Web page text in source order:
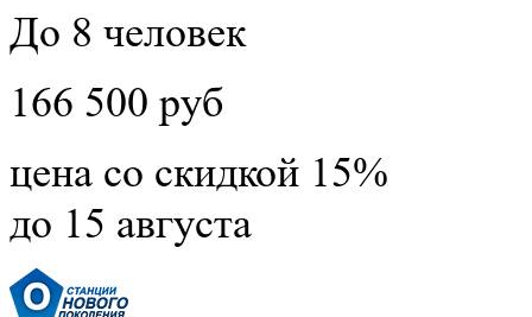
До 8 человек
166 500 руб
цена со скидкой 15%
до 15 августа